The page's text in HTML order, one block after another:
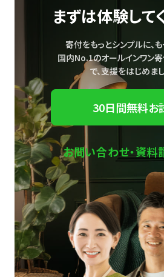
まずは体験して
寄付をもっとシンプルに、
国内No.1のオールインワン
で、支援をはじめまし
30日間無料お
お問い合わせ・資料